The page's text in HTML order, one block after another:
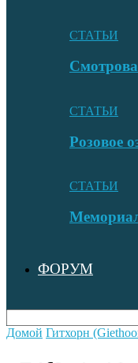
СТАТЬИ
СТАТЬИ
Розовое
СТАТЬИ
ФОРУМ
Домой Гитхорн